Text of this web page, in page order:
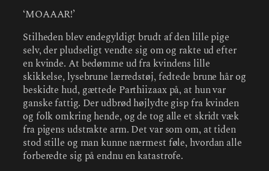
‘MOAAAR!’
Stilheden blev endegyldigt brudt af den lille pige
selv, der pludseligt vendte sig om og rakte ud efter
en kvinde. At bedømme ud fra kvindens lille
skikkelse, lysebrune lærredstøj, fedtede brune hår og
beskidte hud, gættede Parthiizaax på, at hun var
ganske fattig. Der udbrød højlydte gisp fra kvinden
og folk omkring hende, og de tog alle et skridt væk
fra pigens udstrakte arm. Det var som om, at tiden
stod stille og man kunne nærmest føle, hvordan alle
forberedte sig på endnu en katastrofe.